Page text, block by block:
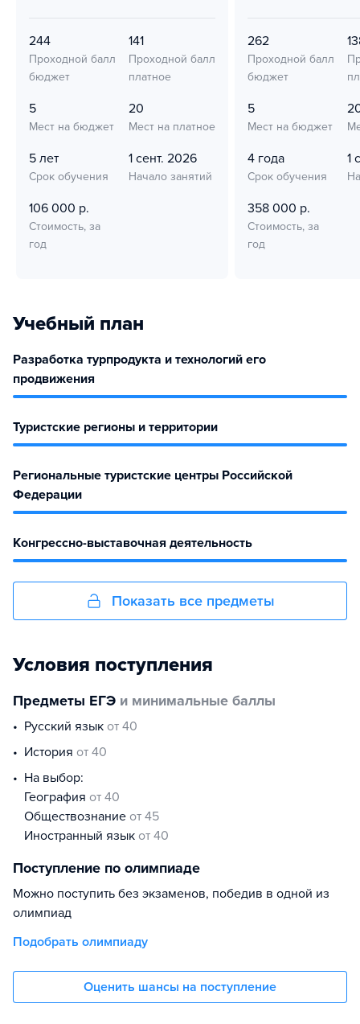
244
Проходной балл
бюджет
141
Проходной балл
платное
5
Мест на бюджет
20
Мест на платное
5 лет
Срок обучения
1 сент. 2026
Начало занятий
106 000 р.
Стоимость, за
год
262
Проходной балл
бюджет
5
Мест на бюджет
4 года
Срок обучения
1
358 000 р.
Стоимость, за
год
Учебный план
Разработка турпродукта и технологий его
продвижения
Туристские регионы и территории
Региональные туристские центры Российской
Федерации
Конгрессно-выставочная деятельность
Показать все предметы
Условия поступления
Предметы ЕГЭ и минимальные баллы
русский язык от 40
история от 40
На выбор:
география от 40
обществознание от 45
иностранный язык от 40
Поступление по олимпиаде
Можно поступить без экзаменов, победив в одной из
олимпиад
Подобрать олимпиаду
Оценить шансы на поступление